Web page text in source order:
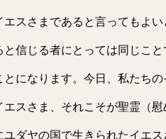
エスさまであると言ってもよ
と信じる者にとっては同じこ
になります。今日、私たち
スさま、それこそが聖霊（慰
ダヤの国で生きられたイエ